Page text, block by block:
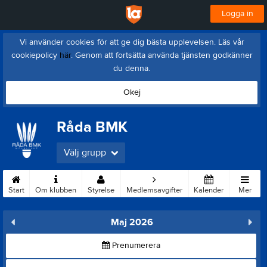
Logga in
Vi använder cookies för att ge dig bästa upplevelsen. Läs vår
cookiepolicy här. Genom att fortsätta använda tjänsten godkänner
du denna.
Okej
Råda BMK
Välj grupp
Start Om klubben Styrelse Medlemsavgifter Kalender Mer
Maj 2026
Prenumerera